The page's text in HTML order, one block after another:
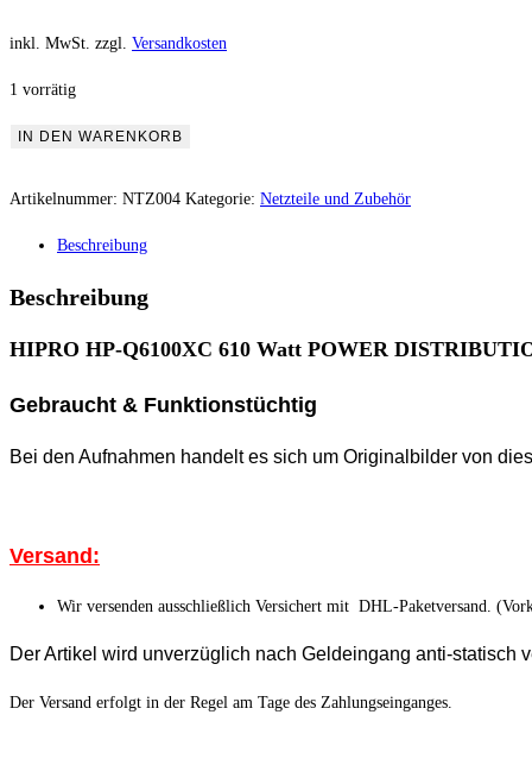
inkl. MwSt. zzgl. Versandkosten
1 vorrätig
IN DEN WARENKORB
Artikelnummer: NTZ004 Kategorie: Netzteile und Zubehör
Beschreibung
Beschreibung
HIPRO HP-Q6100XC 610 Watt POWER
Gebraucht & Funktionstüchtig
Bei den Aufnahmen handelt es sich um Originalbilder von
Versand:
Wir versenden ausschließlich Versichert mit DHL-Paketversand.
Der Artikel wird unverzüglich nach Geldeingang anti-statisch
Der Versand erfolgt in der Regel am Tage des Zahlungseinganges.